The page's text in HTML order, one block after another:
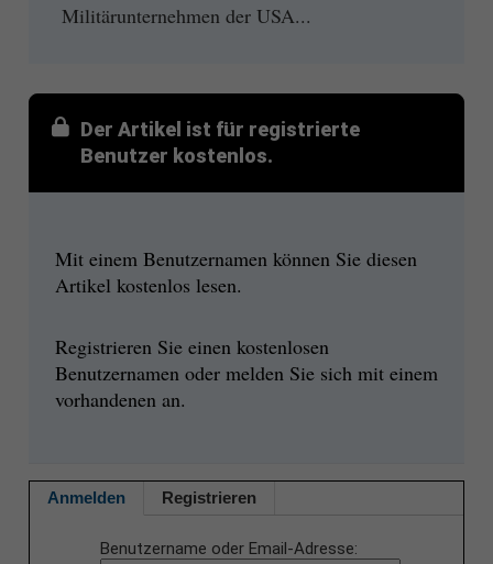
Militärunternehmen der USA...
Der Artikel ist für registrierte
Benutzer kostenlos.
Mit einem Benutzernamen können Sie diesen
Artikel kostenlos lesen.
Registrieren Sie einen kostenlosen
Benutzernamen oder melden Sie sich mit einem
vorhandenen an.
Anmelden Registrieren
Benutzername oder Email-Adresse